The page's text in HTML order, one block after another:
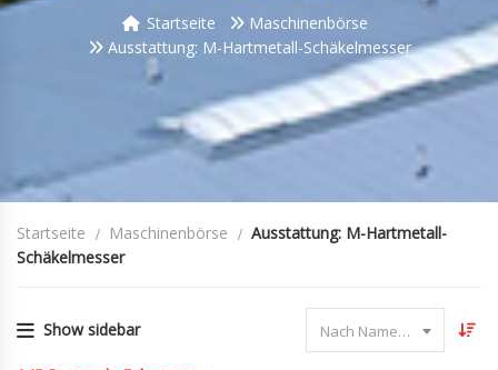
Startseite
Maschinenbörse
Ausstattung: M-Hartmetall-Schäkelmesser
Startseite Maschinenbörse
Ausstattung: M-Hartmetall-
Schäkelmesser
Show sidebar Nach Name sortieren